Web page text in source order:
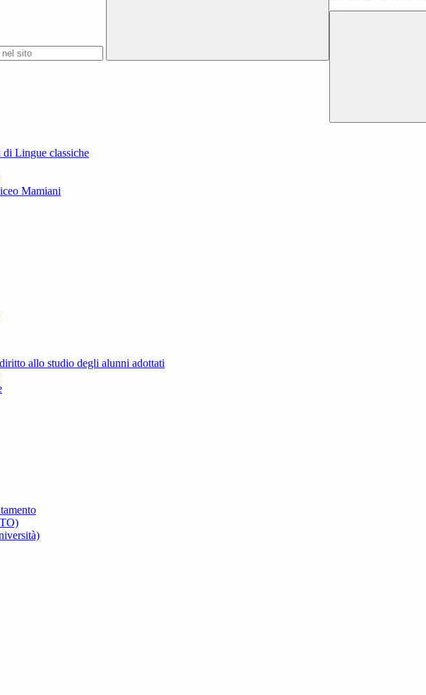
di Lingue classiche
Mamiani
allo studio degli alunni adottati